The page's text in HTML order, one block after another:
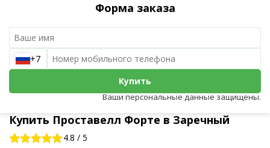
Купить Проставелл Форте в Заречный
4.8 / 5
Форма заказа
+7
Купить
Ваши персональные данные защищены.